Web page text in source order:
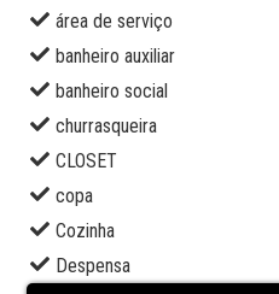
área de serviço
banheiro auxiliar
banheiro social
churrasqueira
CLOSET
copa
Cozinha
Despensa